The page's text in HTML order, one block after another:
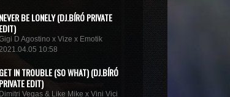
NEVER BE LONELY (DJ.BÍRÓ PRIVATE
EDIT)
D Agostino x Vize x Emotik
10:58
GET IN TROUBLE (SO WHAT) (DJ.BÍRÓ
PRIVATE EDIT)
Dimitri Vegas & Like Mike x Vini Vici